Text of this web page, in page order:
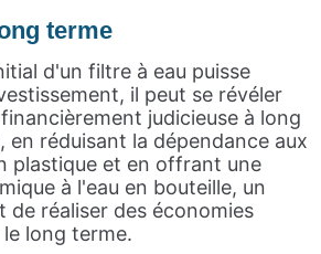
terme
d'un filtre à eau puisse
il peut se révéler
judicieuse à long
en réduisant la dépendance aux
plastique et en offrant une
à l'eau en bouteille, un
de réaliser des économies
long terme.